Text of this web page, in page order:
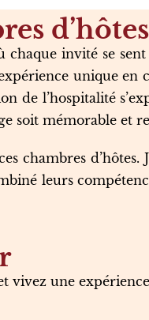
invité se
unique
de l’hospitalité
soit mémorable et
chambres d’hôtes.
leurs
vivez une